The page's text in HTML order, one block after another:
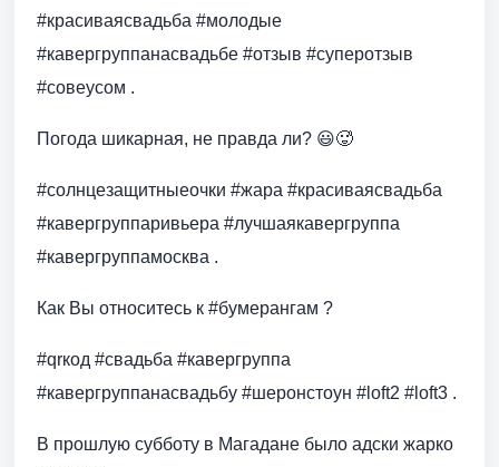
#красиваясвадьба #молодые
#кавергруппанасвадьбе #отзыв #суперотзыв
#совеусом .
Погода шикарная, не правда ли? 😃🥵
#солнцезащитныеочки #жара #красиваясвадьба
#кавергруппаривьера #лучшаякавергруппа
#кавергруппамосква .
Как Вы относитесь к #бумерангам ?
#qrкод #свадьба #кавергруппа
#кавергруппанасвадьбу #шеронстоун #loft2 #loft3 .
В прошлую субботу в Магадане было адски жарко